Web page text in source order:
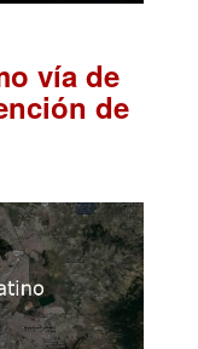
vía de
de